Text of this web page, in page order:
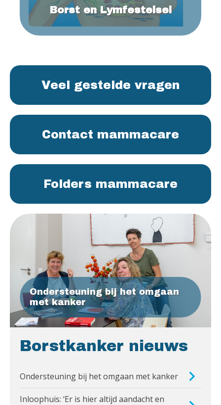
Borst en Lymfestelsel
Veel gestelde vragen
Contact mammacare
Folders mammacare
Ondersteuning bij het omgaan
met kanker
Borstkanker nieuws
Ondersteuning bij het omgaan met kanker
Inloophuis: ‘Er is hier altijd aandacht en